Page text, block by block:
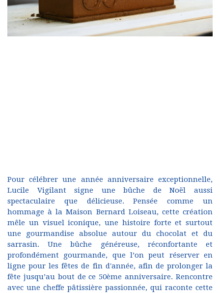
Pour célébrer une année anniversaire exceptionnelle,
Lucile Vigilant signe une bûche de Noël aussi
spectaculaire que délicieuse. Pensée comme un
hommage à la Maison Bernard Loiseau, cette création
mêle un visuel iconique, une histoire forte et surtout
une gourmandise absolue autour du chocolat et du
sarrasin. Une bûche généreuse, réconfortante et
profondément gourmande, que l’on peut réserver en
ligne pour les fêtes de fin d'année, afin de prolonger la
fête jusqu’au bout de ce 50ème anniversaire. Rencontre
avec une cheffe pâtissière passionnée, qui raconte cette